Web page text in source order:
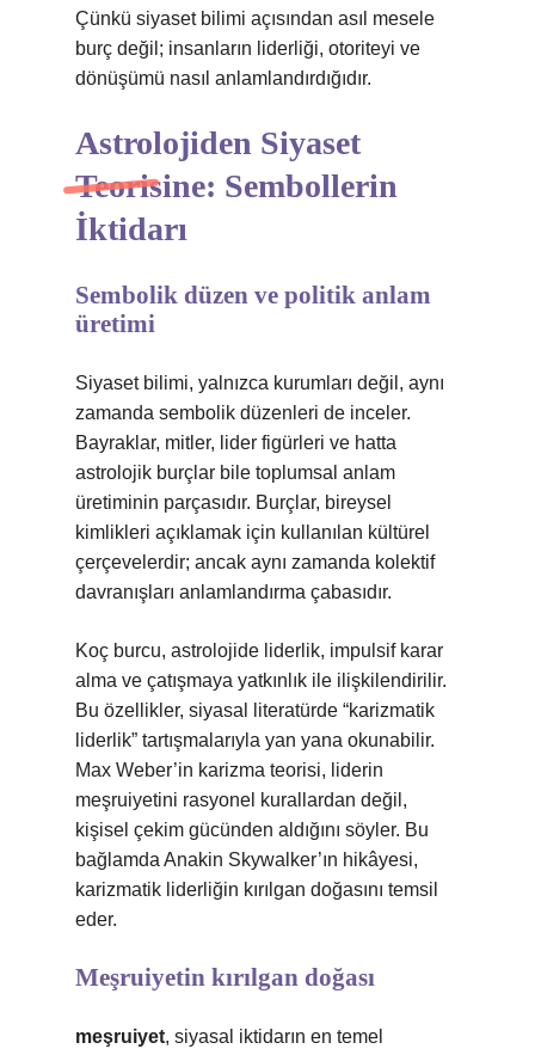
Çünkü siyaset bilimi açısından asıl mesele
burç değil; insanların liderliği, otoriteyi ve
dönüşümü nasıl anlamlandırdığıdır.
Astrolojiden Siyaset
Teorisine: Sembollerin
İktidarı
Sembolik düzen ve politik anlam
üretimi
Siyaset bilimi, yalnızca kurumları değil, aynı
zamanda sembolik düzenleri de inceler.
Bayraklar, mitler, lider figürleri ve hatta
astrolojik burçlar bile toplumsal anlam
üretiminin parçasıdır. Burçlar, bireysel
kimlikleri açıklamak için kullanılan kültürel
çerçevelerdir; ancak aynı zamanda kolektif
davranışları anlamlandırma çabasıdır.
Koç burcu, astrolojide liderlik, impulsif karar
alma ve çatışmaya yatkınlık ile ilişkilendirilir.
Bu özellikler, siyasal literatürde “karizmatik
liderlik” tartışmalarıyla yan yana okunabilir.
Max Weber’in karizma teorisi, liderin
meşruiyetini rasyonel kurallardan değil,
kişisel çekim gücünden aldığını söyler. Bu
bağlamda Anakin Skywalker’ın hikâyesi,
karizmatik liderliğin kırılgan doğasını temsil
eder.
Meşruiyetin kırılgan doğası
meşruiyet, siyasal iktidarın en temel